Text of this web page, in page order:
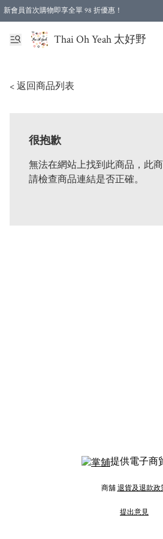
新會員首次購物即享全單 98 折優惠！
特選會員可享全單低至 96 折優惠！
Thai Oh Yeah 太好野
< 返回商品列表
很抱歉
無法在網站上找到此商品，此商
請檢查商品連結是否正確。
提供電子商
商舖 退貨及退款政
提出意見